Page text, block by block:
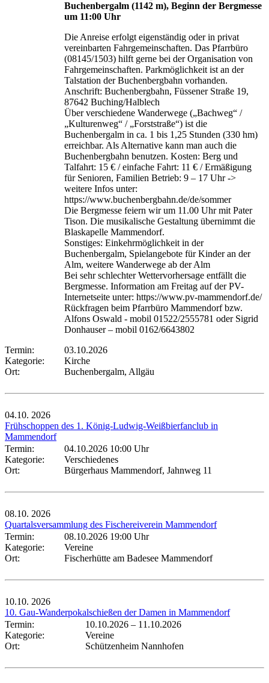
Buchenbergalm (1142 m), Beginn der Bergmesse
um 11:00 Uhr
Die Anreise erfolgt eigenständig oder in privat
vereinbarten Fahrgemeinschaften. Das Pfarrbüro
(08145/1503) hilft gerne bei der Organisation von
Fahrgemeinschaften. Parkmöglichkeit ist an der
Talstation der Buchenbergbahn vorhanden.
Anschrift: Buchenbergbahn, Füssener Straße 19,
87642 Buching/Halblech
Über verschiedene Wanderwege („Bachweg“ /
„Kulturenweg“ / „Forststraße“) ist die
Buchenbergalm in ca. 1 bis 1,25 Stunden (330 hm)
erreichbar. Als Alternative kann man auch die
Buchenbergbahn benutzen. Kosten: Berg und
Talfahrt: 15 € / einfache Fahrt: 11 € / Ermäßigung
für Senioren, Familien Betrieb: 9 – 17 Uhr ->
weitere Infos unter:
https://www.buchenbergbahn.de/de/sommer
Die Bergmesse feiern wir um 11.00 Uhr mit Pater
Tison. Die musikalische Gestaltung übernimmt die
Blaskapelle Mammendorf.
Sonstiges: Einkehrmöglichkeit in der
Buchenbergalm, Spielangebote für Kinder an der
Alm, weitere Wanderwege ab der Alm
Bei sehr schlechter Wettervorhersage entfällt die
Bergmesse. Information am Freitag auf der PV-
Internetseite unter: https://www.pv-mammendorf.de/
Rückfragen beim Pfarrbüro Mammendorf bzw.
Alfons Oswald - mobil 01522/2555781 oder Sigrid
Donhauser – mobil 0162/6643802
Termin:
03.10.2026
Kategorie:
Kirche
Ort:
Buchenbergalm, Allgäu
04.10. 2026
Frühschoppen des 1. König-Ludwig-Weißbierfanclub in
Mammendorf
Termin:
04.10.2026 10:00 Uhr
Kategorie:
Verschiedenes
Ort:
Bürgerhaus Mammendorf, Jahnweg 11
08.10. 2026
Quartalsversammlung des Fischereiverein Mammendorf
Termin:
08.10.2026 19:00 Uhr
Kategorie:
Vereine
Ort:
Fischerhütte am Badesee Mammendorf
10.10. 2026
10. Gau-Wanderpokalschießen der Damen in Mammendorf
Termin:
10.10.2026 – 11.10.2026
Kategorie:
Vereine
Ort:
Schützenheim Nannhofen